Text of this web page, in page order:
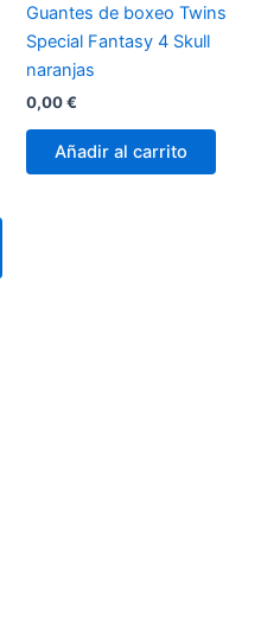
producto
variantes.
Las
opciones
pueden
elegir
la
de
Guantes de boxeo Twins
Special Fantasy 4 Skull
naranjas
0,00€
Añadir al carrito